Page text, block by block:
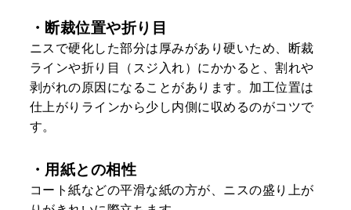
・断裁位置や折り目
ニスで硬化した部分は厚みがあり硬いため、断裁
ラインや折り目（スジ入れ）にかかると、割れや
剥がれの原因になることがあります。加工位置は
仕上がりラインから少し内側に収めるのがコツで
す。
・用紙との相性
コート紙などの平滑な紙の方が、ニスの盛り上が